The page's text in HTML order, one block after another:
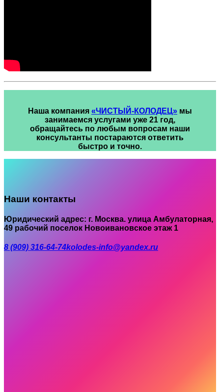
Наша компания «ЧИСТЫЙ-КОЛОДЕЦ» мы
занимаемся услугами уже 21 год,
обращайтесь по любым вопросам наши
консультанты постараются ответить
быстро и точно.
Наши контакты
Юридический адрес: г. Москва. улица Амбулаторная,
49 рабочий поселок Новоивановское этаж 1
8 (909) 316-64-74kolodes-info@yandex.ru